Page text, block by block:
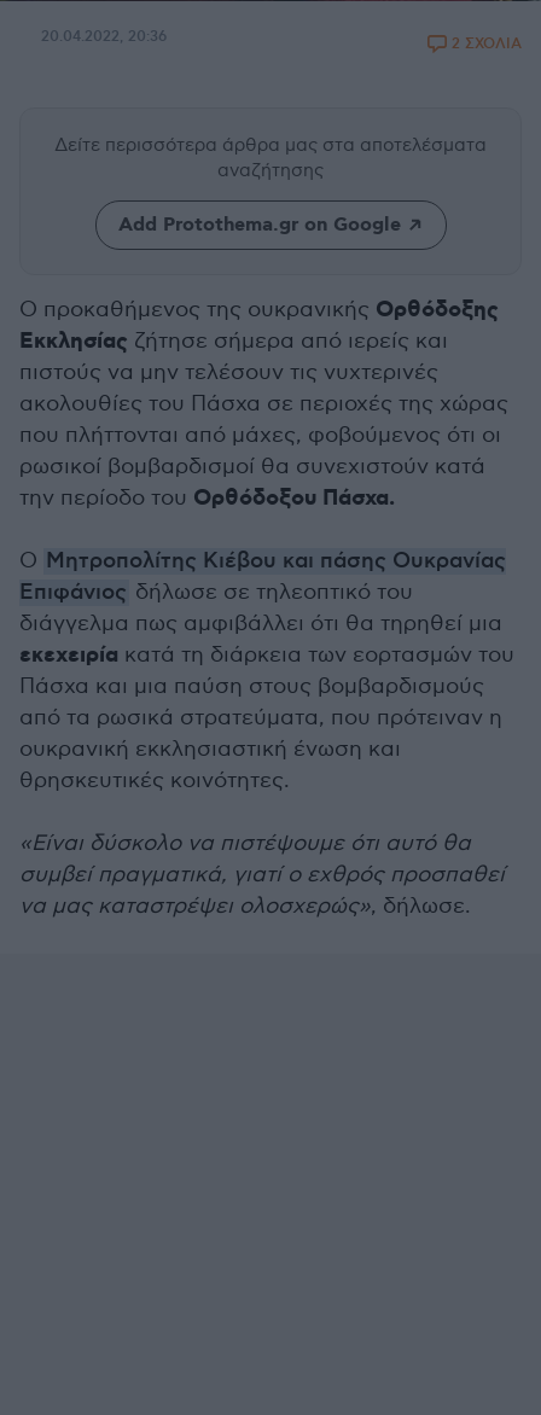
20.04.2022, 20:36 2 ΣΧΟΛΙΑ
Δείτε περισσότερα άρθρα μας στα αποτελέσματα
αναζήτησης
Add Protothema.gr on Google
Ο προκαθήμενος της ουκρανικής Ορθόδοξης
Εκκλησίας ζήτησε σήμερα από ιερείς και
πιστούς να μην τελέσουν τις νυχτερινές
ακολουθίες του Πάσχα σε περιοχές της χώρας
που πλήττονται από μάχες, φοβούμενος ότι οι
ρωσικοί βομβαρδισμοί θα συνεχιστούν κατά
την περίοδο του Ορθόδοξου Πάσχα.
Ο Μητροπολίτης Κιέβου και πάσης Ουκρανίας
Επιφάνιος δήλωσε σε τηλεοπτικό του
διάγγελμα πως αμφιβάλλει ότι θα τηρηθεί μια
εκεχειρία κατά τη διάρκεια των εορτασμών του
Πάσχα και μια παύση στους βομβαρδισμούς
από τα ρωσικά στρατεύματα, που πρότειναν η
ουκρανική εκκλησιαστική ένωση και
θρησκευτικές κοινότητες.
«Είναι δύσκολο να πιστέψουμε ότι αυτό θα
συμβεί πραγματικά, γιατί ο εχθρός προσπαθεί
να μας καταστρέψει ολοσχερώς», δήλωσε.